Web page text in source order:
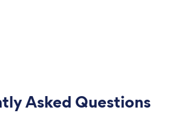
Asked Questions